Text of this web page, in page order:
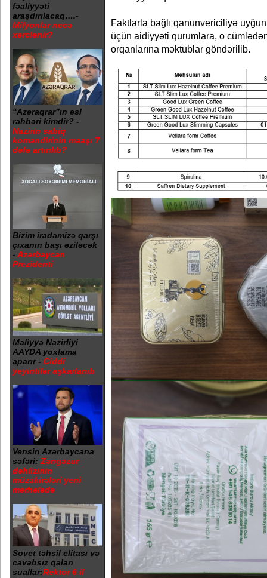
fəaliyyəti
araşdırılacaq….-
Milyonlar necə
xərclənir?
“Azəraqrar”ın əsl
rəhbəri kimdir? -
Nazirin sabiq
komandirinin maaşı 7
dəfə artırılıb?
Bizim iradəmizə qarşı
çıxanın başı əziləcək
- Azərbaycan
Prezidenti
Maliyyə Nazirliyi
AAYDA yoxlama
aparır - Ciddi
yeyintilər aşkarlanıb
Vensin Azərbaycana
səfəri: Zəngəzur
dəhlizinin
müzakirələri yeni
mərhələdə
Sovet təhsil elitası və
cavabsız qalan
suallar:Rektor 6 il
Faktlarla bağlı qanunvericiliyə
üçün aidiyyəti qurumlara, o
orqanlarına məktublar göndərilib.